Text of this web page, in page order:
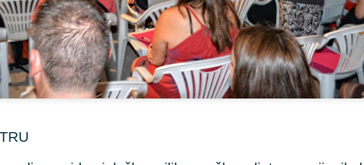
JUL
26
Akumulacijsko jezero
na Platku: gorsko oko
Akumulacijsko jezero na Platku:
JUL
20
Svjetske zvijezde i
slavne osobe koje su